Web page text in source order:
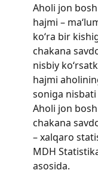
Aholi jon
hajmi –
ko‘ra bir
chakana
nisbiy
hajmi
soniga
Aholi jon
chakana
– xalqaro
MDH
asosida.